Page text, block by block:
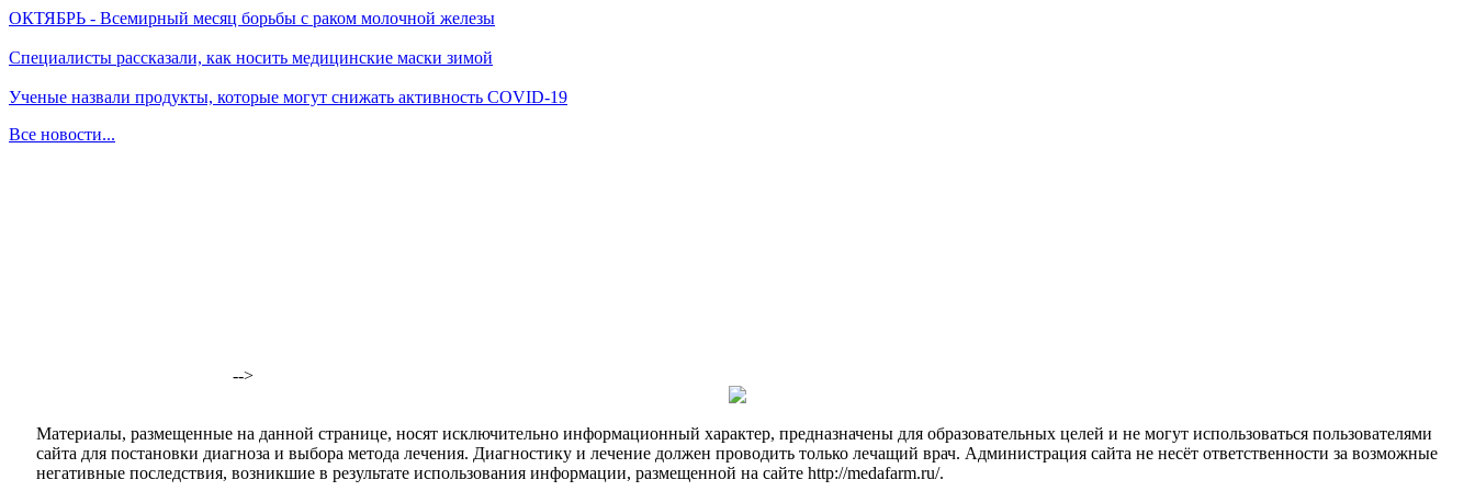
ОКТЯБРЬ - Всемирный месяц борьбы с раком молочной железы
Специалисты рассказали, как носить медицинские маски зимой
Ученые назвали продукты, которые могут снижать активность COVID-19
Все новости...
-->
Материалы, размещенные на данной странице, носят исключительно информационный характер, предназначены для образовательных целей и не могут использоваться пользователями
сайта для постановки диагноза и выбора метода лечения. Диагностику и лечение должен проводить только лечащий врач. Администрация сайта не несёт ответственности за возможные
негативные последствия, возникшие в результате использования информации, размещенной на сайте http://medafarm.ru/.